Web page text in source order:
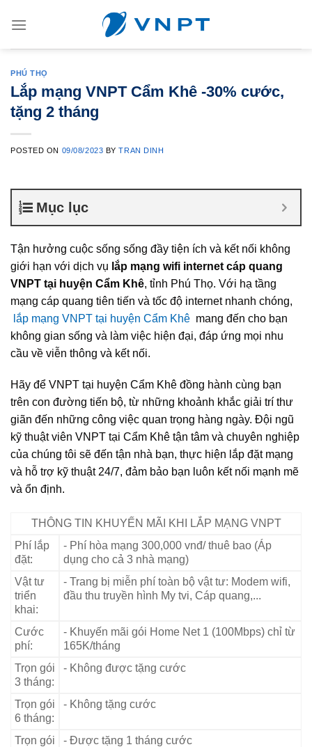
PHÚ THỌ
Lắp mạng VNPT Cẩm Khê -30% cước,
tặng 2 tháng
POSTED ON 09/08/2023 BYTRAN DINH
Mục lục
Tận hưởng cuộc sống sống đầy tiện ích và kết nối không
giới hạn với dịch vụ lắp mạng wifi internet cáp quang
VNPT tại huyện Cẩm Khê, tỉnh Phú Thọ. Với hạ tầng
mạng cáp quang tiên tiến và tốc độ internet nhanh chóng,
lắp mạng VNPT tại huyện Cẩm Khê mang đến cho bạn
không gian sống và làm việc hiện đại, đáp ứng mọi nhu
cầu về viễn thông và kết nối.
Hãy để VNPT tại huyện Cẩm Khê đồng hành cùng bạn
trên con đường tiến bộ, từ những khoảnh khắc giải trí thư
giãn đến những công việc quan trọng hàng ngày. Đội ngũ
kỹ thuật viên VNPT tại Cẩm Khê tận tâm và chuyên nghiệp
của chúng tôi sẽ đến tận nhà bạn, thực hiện lắp đặt mạng
và hỗ trợ kỹ thuật 24/7, đảm bảo bạn luôn kết nối mạnh mẽ
và ổn định.
THÔNG TIN KHUYẾN MÃI KHI LẮP MẠNG VNPT
Phí lắp
đặt:
- Phí hòa mạng 300,000 vnđ/ thuê bao (Áp
dụng cho cả 3 nhà mạng)
Vật tư
triển
khai:
- Trang bị miễn phí toàn bộ vật tư: Modem wifi,
đầu thu truyền hình My tvi, Cáp quang,...
Cước
phí:
- Khuyến mãi gói Home Net 1 (100Mbps) chỉ từ
165K/tháng
Trọn gói
3 tháng:
- Không được tặng cước
Trọn gói
6 tháng:
- Không tặng cước
Trọn gói
- Được tặng 1 tháng cước